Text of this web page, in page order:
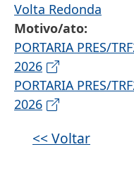
Volta Redonda
Motivo/ato
PORTARIA PRES/
2026
PORTARIA PRES/
2026
<< Voltar